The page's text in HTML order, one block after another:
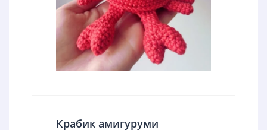
Крабик амигуруми